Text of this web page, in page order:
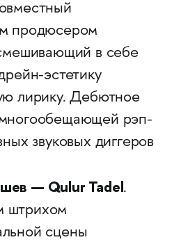
продюсером
в себе
эстетику
лирику. Дебютное
рэп-
звуковых диггеров
— Qulur Tadel.
штрихом
сцены